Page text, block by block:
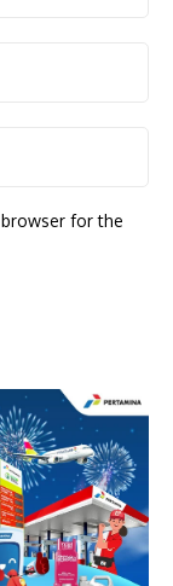
for the